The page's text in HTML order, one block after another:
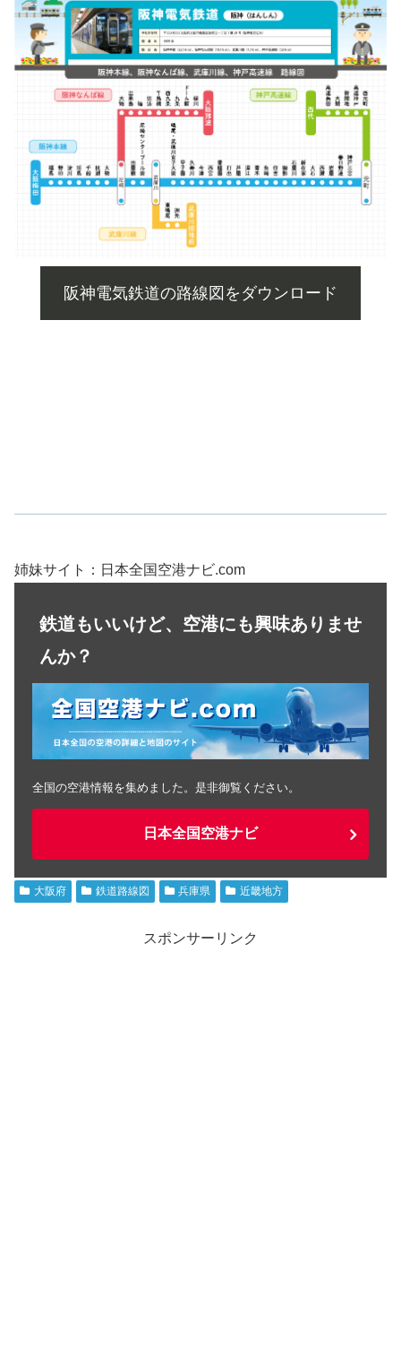
阪神電気鉄道の路線図をダウンロード
姉妹サイト：日本全国空港ナビ.com
鉄道もいいけど、空港にも興味ありませ
んか？
全国の空港情報を集めました。是非御覧ください。
日本全国空港ナビ
大阪府 鉄道路線図 兵庫県 近畿地方
スポンサーリンク